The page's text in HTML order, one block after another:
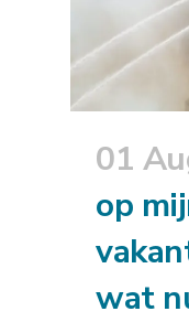
01
op
wat